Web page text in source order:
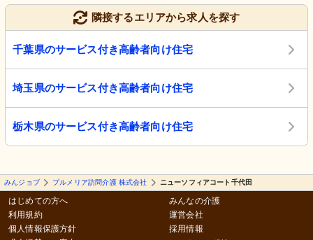
隣接するエリアから求人を探す
千葉県のサービス付き高齢者向け住宅
埼玉県のサービス付き高齢者向け住宅
栃木県のサービス付き高齢者向け住宅
みんジョブ プルメリア訪問介護 株式会社 ニューソフィアコート千代田
はじめての方へ
利用規約
個人情報保護方針
みんなの介護
運営会社
採用情報